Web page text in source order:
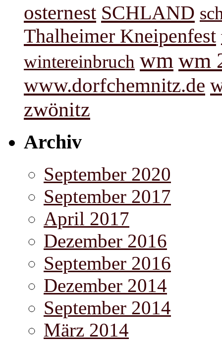
osternest SCHLAND
Thalheimer Kneipenfest
wintereinbruch wm wm
www.dorfchemnitz.de
zwönitz
Archiv
September 2020
September 2017
April 2017
Dezember 2016
September 2016
Dezember 2014
September 2014
März 2014